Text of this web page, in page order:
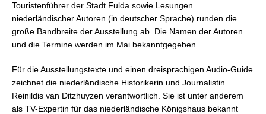
Touristenführer der Stadt Fulda sowie Lesungen
niederländischer Autoren (in deutscher Sprache) runden die
große Bandbreite der Ausstellung ab. Die Namen der Autoren
und die Termine werden im Mai bekanntgegeben.
Für die Ausstellungstexte und einen dreisprachigen Audio-Guide
zeichnet die niederländische Historikerin und Journalistin
Reinildis van Ditzhuyzen verantwortlich. Sie ist unter anderem
als TV-Expertin für das niederländische Königshaus bekannt